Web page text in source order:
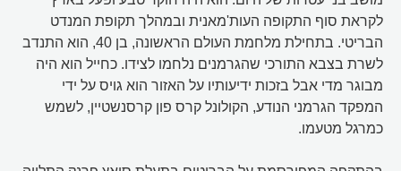
לקראת סוף התקופה העות'מאנית ובמהלך תקופת המנדט
הבריטי. בתחילת מלחמת העולם הראשונה, בן 40, הוא התנדב
לשרת בצבא התורכי שהגרמנים נלחמו לצידו. כחייל הוא היה
מבוגר מדי אבל בזכות ידיעותיו על האזור הוא גויס על ידי
המפקד הגרמני הנודע, הקולונל קרס פון קרסנשטיין, לשמש
כמרגל מטעמו.